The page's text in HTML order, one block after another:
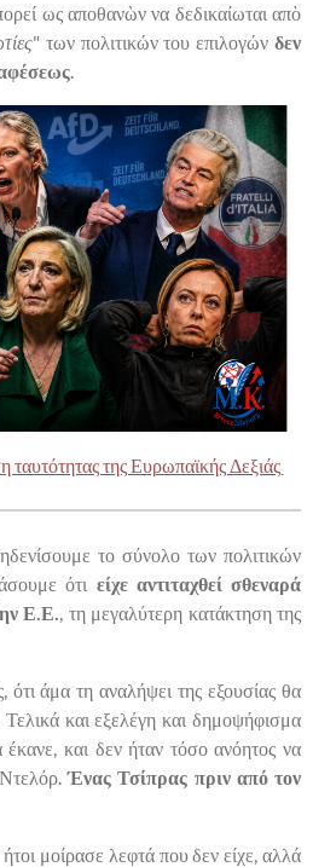
ως αποθανὼν να δεδικαίωται απὸ
" των πολιτικών του επιλογώνδεν
.
ταυτότητας της Ευρωπαϊκής Δεξιάς
το σύνολο των πολιτικών
ότι είχε αντιταχθεί σθεναρά
Ε.Ε., τη μεγαλύτερη κατάκτηση της
άμα τη αναλήψει της εξουσίας θα
και εξελέγη και δημοψήφισμα
και δεν ήταν τόσο ανόητος να
Ντελόρ.Ένας Τσίπρας πριν από τον
μοίρασε λεφτά που δεν είχε, αλλά